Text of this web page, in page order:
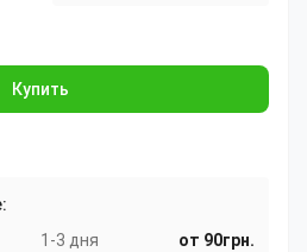
Купить
1-3 дня
от 90грн.